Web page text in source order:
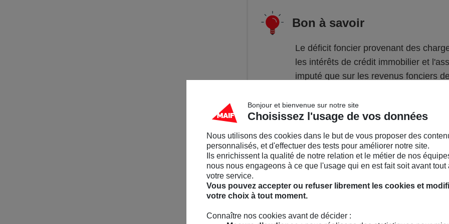
Bon à savoir
Le déficit foncier provenant des
les intérêts de crédit immobilier et
imputé que sur les revenus fonciers
3 Quelles sont les
Bonjour et bienvenue sur notre site
Choisissez l'usage de vos données
Nous utilisons des cookies dans le but de vous proposer des
personnalisés, et d'effectuer des tests pour améliorer notre site.
Ils enrichissent la qualité de notre relation et le métier de nos
nous nous engageons à ce que l'usage qui en est fait soit avant tout
votre service.
Vous pouvez accepter ou refuser librement les cookies et
votre choix à tout moment.
Connaître nos cookies avant de décider :